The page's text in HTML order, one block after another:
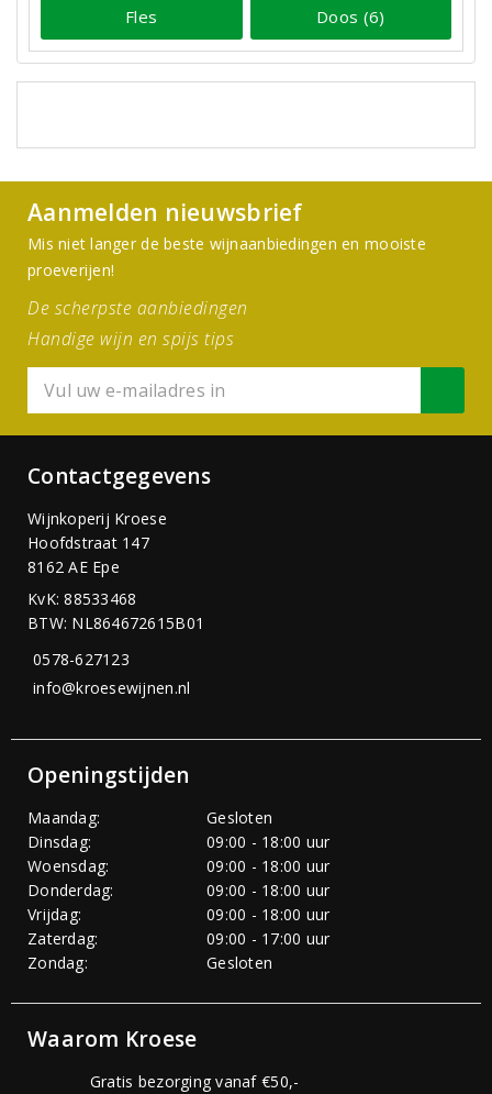
Fles Doos (6)
Aanmelden nieuwsbrief
Mis niet langer de beste wijnaanbiedingen en mooiste
proeverijen!
De scherpste aanbiedingen
Handige wijn en spijs tips
Contactgegevens
Wijnkoperij Kroese
Hoofdstraat 147
8162 AE Epe
KvK: 88533468
BTW: NL864672615B01
0578-627123
info@kroesewijnen.nl
Openingstijden
Maandag:
Gesloten
Dinsdag:
09:00 - 18:00 uur
Woensdag:
09:00 - 18:00 uur
Donderdag:
09:00 - 18:00 uur
Vrijdag:
09:00 - 18:00 uur
Zaterdag:
09:00 - 17:00 uur
Zondag:
Gesloten
Waarom Kroese
Gratis bezorging vanaf €50,-